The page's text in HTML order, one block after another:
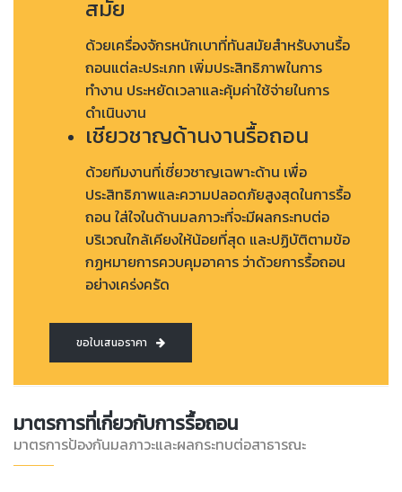
สมัย
ด้วยเครื่องจักรหนักเบาที่ทันสมัยสำหรับงานรื้อ
ถอนแต่ละประเภท เพิ่มประสิทธิภาพในการ
ทำงาน ประหยัดเวลาและคุ้มค่าใช้จ่ายในการ
ดำเนินงาน
เชียวชาญด้านงานรื้อถอน
ด้วยทีมงานที่เชี่ยวชาญเฉพาะด้าน เพื่อ
ประสิทธิภาพและความปลอดภัยสูงสุดในการรื้อ
ถอน ใส่ใจในด้านมลภาวะที่จะมีผลกระทบต่อ
บริเวณใกล้เคียงให้น้อยที่สุด และปฏิบัติตามข้อ
กฏหมายการควบคุมอาคาร ว่าด้วยการรื้อถอน
อย่างเคร่งครัด
ขอใบเสนอราคา
มาตรการที่เกี่ยวกับการรื้อถอน
มาตรการป้องกันมลภาวะและผลกระทบต่อสาธารณะ